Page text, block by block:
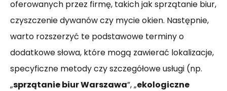
oferowanych przez firmę, takich jak sprzątanie biur,
czyszczenie dywanów czy mycie okien. Następnie,
warto rozszerzyć te podstawowe terminy o
dodatkowe słowa, które mogą zawierać lokalizacje,
specyficzne metody czy szczegółowe usługi (np.
„sprzątanie biur Warszawa”, „ekologiczne